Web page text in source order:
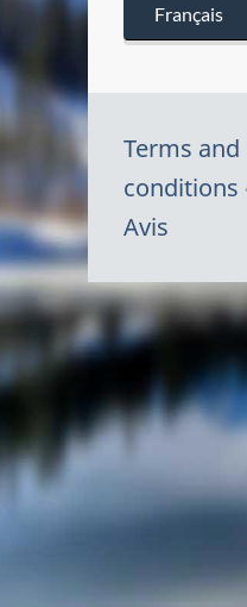
Français
Terms and
conditions
Avis